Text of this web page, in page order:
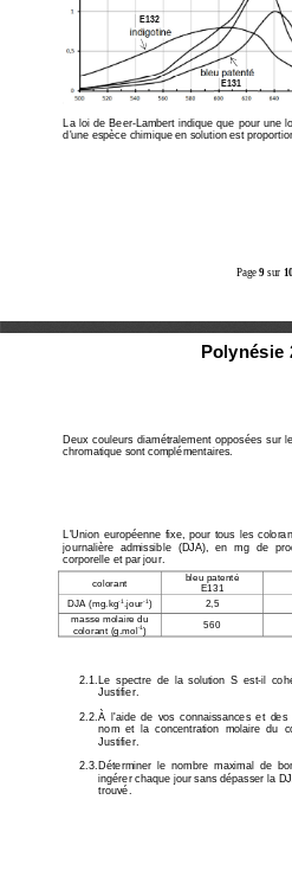
Page 9 sur 10
La loi de Beer-Lambert indique que pour une
d'une espèce chimique en solution est
E132
E131
Deux  couleurs  diamétralement  opposées  sur
chromatique sont complémentaires.
L'Union  européenne  fixe,  pour  tous  les
journalière  admissible  (DJA),  en  mg  de
corporelle et par jour.
colorant
bleu patenté
E131
DJA (mg.kg
-1.jour -1) 2,5
masse molaire du
colorant (g.mol
-1) 560
2.1. Le  spectre  de  la  solution  S  est-il
Justifier.
2.2. À  l'aide  de  vos  connaissances  et  des
nom  et  la  concentration  molaire  du
Justifier.
2.3. Déterminer  le  nombre  maximal  de
ingérer chaque jour sans dépasser la
trouvé.
Polynésie